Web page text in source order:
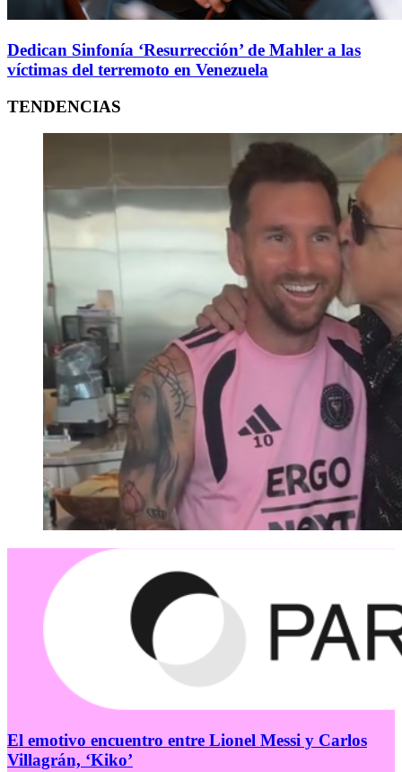
Dedican Sinfonía ‘Resurrección’ de Mahler a las
víctimas del terremoto en Venezuela
TENDENCIAS
El emotivo encuentro entre Lionel Messi y Carlos
Villagrán, ‘Kiko’